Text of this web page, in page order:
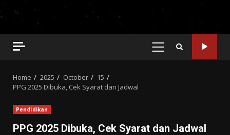
PRIMARY
Home 2025 October
15
PPG 2025 Dibuka, Cek Syarat dan Jadwal
Pendidikan
PPG 2025 Dibuka, Cek Syarat dan Jadwal